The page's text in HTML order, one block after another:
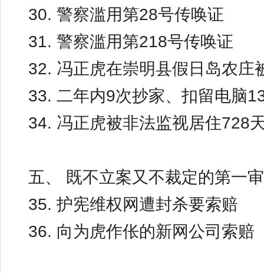
30. 警察滥用第28号传唤证
31. 警察滥用第218号传唤证
32. 冯正虎在崇明县假日岛农庄
33. 二年内9次抄家、扣留电脑
34. 冯正虎被非法监视居住728
五、 既不立案又不裁定的第一
35. 护宪维权网遭封杀要索赔
36. 向为虎作伥的新网公司索赔